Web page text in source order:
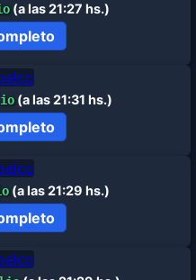
(a las 21:27 hs.)
(a las 21:31 hs.)
(a las 21:29 hs.)